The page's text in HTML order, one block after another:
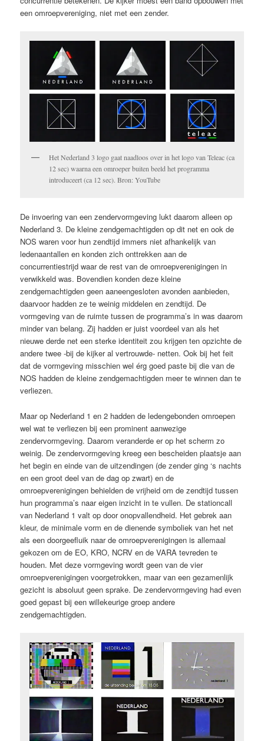
een omroepvereniging, niet met een zender.
Het Nederland 3 logo gaat naadloos over in het logo van Teleac (ca
12 sec) waarna een omroeper buiten beeld het programma
introduceert (ca 12 sec). Bron: YouTube
De invoering van een zendervormgeving lukt daarom alleen op
Nederland 3. De kleine zendgemachtigden op dit net en ook de
NOS waren voor hun zendtijd immers niet afhankelijk van
ledenaantallen en konden zich onttrekken aan de
concurrentiestrijd waar de rest van de omroepverenigingen in
verwikkeld was. Bovendien konden deze kleine
zendgemachtigden geen aaneengesloten avonden aanbieden,
daarvoor hadden ze te weinig middelen en zendtijd. De
vormgeving van de ruimte tussen de programma’s in was daarom
minder van belang. Zij hadden er juist voordeel van als het
nieuwe derde net een sterke identiteit zou krijgen ten opzichte de
andere twee -bij de kijker al vertrouwde- netten. Ook bij het feit
dat de vormgeving misschien wel érg goed paste bij die van de
NOS hadden de kleine zendgemachtigden meer te winnen dan te
verliezen.
Maar op Nederland 1 en 2 hadden de ledengebonden omroepen
wel wat te verliezen bij een prominent aanwezige
zendervormgeving. Daarom veranderde er op het scherm zo
weinig. De zendervormgeving kreeg een bescheiden plaatsje aan
het begin en einde van de uitzendingen (de zender ging ‘s nachts
en een groot deel van de dag op zwart) en de
omroepverenigingen behielden de vrijheid om de zendtijd tussen
hun programma’s naar eigen inzicht in te vullen. De stationcall
van Nederland 1 valt op door onopvallendheid. Het gebrek aan
kleur, de minimale vorm en de dienende symboliek van het net
als een doorgeefluik naar de omroepverenigingen is allemaal
gekozen om de EO, KRO, NCRV en de VARA tevreden te
houden. Met deze vormgeving wordt geen van de vier
omroepverenigingen voorgetrokken, maar van een gezamenlijk
gezicht is absoluut geen sprake. De zendervormgeving had even
goed gepast bij een willekeurige groep andere
zendgemachtigden.